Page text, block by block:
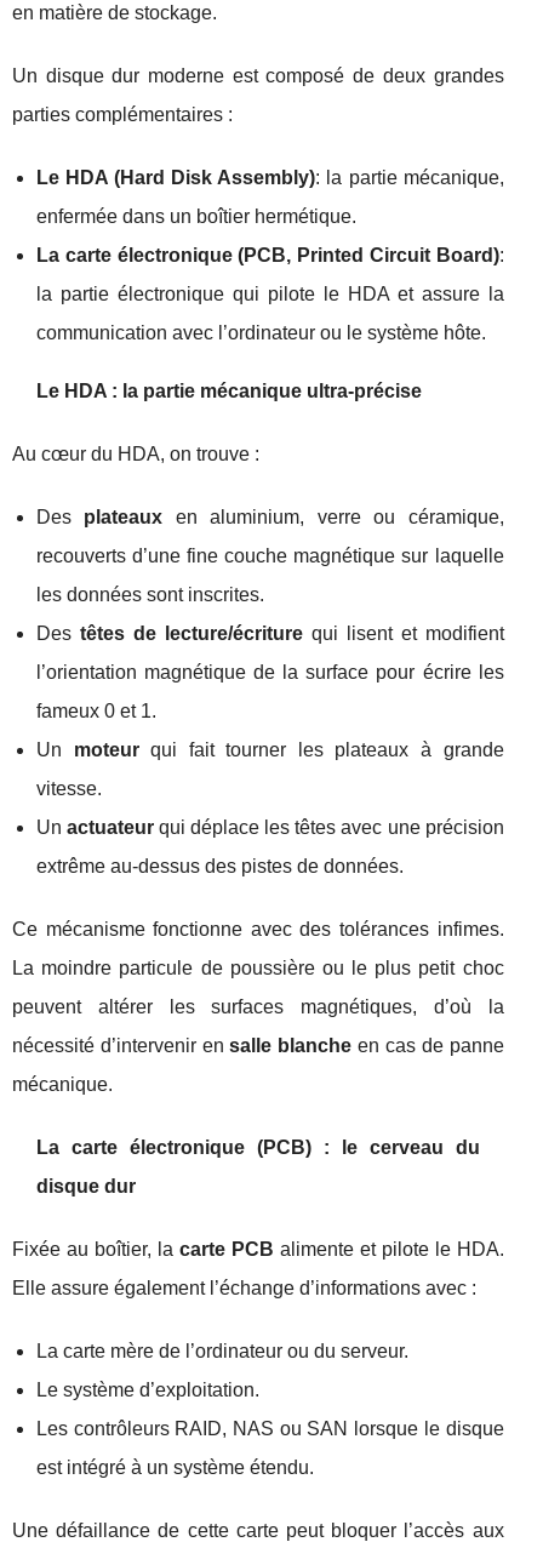
en matière de stockage.
Un disque dur moderne est composé de deux grandes
parties complémentaires :
Le HDA (Hard Disk Assembly): la partie mécanique,
enfermée dans un boîtier hermétique.
La carte électronique (PCB, Printed Circuit Board):
la partie électronique qui pilote le HDA et assure la
communication avec l’ordinateur ou le système hôte.
Le HDA : la partie mécanique ultra‑précise
Au cœur du HDA, on trouve :
Des plateaux en aluminium, verre ou céramique,
recouverts d’une fine couche magnétique sur laquelle
les données sont inscrites.
Des têtes de lecture/écriturequi lisent et modifient
l’orientation magnétique de la surface pour écrire les
fameux 0 et 1.
Un moteurqui fait tourner les plateaux à grande
vitesse.
Unactuateur qui déplace les têtes avec une précision
extrême au‑dessus des pistes de données.
Ce mécanisme fonctionne avec des tolérances infimes.
La moindre particule de poussière ou le plus petit choc
peuvent altérer les surfaces magnétiques, d’où la
nécessité d’intervenir ensalle blanche en cas de panne
mécanique.
La carte électronique (PCB) : le cerveau du
disque dur
Fixée au boîtier, la carte PCB alimente et pilote le HDA.
Elle assure également l’échange d’informations avec :
La carte mère de l’ordinateur ou du serveur.
Le système d’exploitation.
Les contrôleurs RAID, NAS ou SAN lorsque le disque
est intégré à un système étendu.
Une défaillance de cette carte peut bloquer l’accès aux